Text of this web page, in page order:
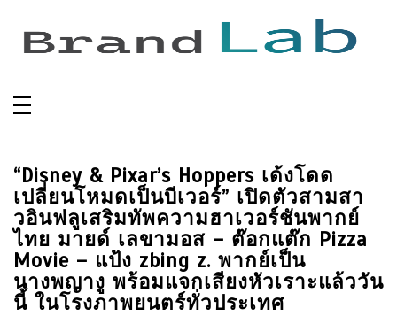
content
“Disney & Pixar’s Hoppers เด้งโดด
เปลี่ยนโหมดเป็นบีเวอร์” เปิดตัวสามสา
วอินฟลูเสริมทัพความฮาเวอร์ชันพากย์
ไทย มายด์ เลขามอส – ต๊อกแต๊ก Pizza
Movie – แป้ง zbing z. พากย์เป็น
นางพญางู พร้อมแจกเสียงหัวเราะแล้ววัน
นี้ ในโรงภาพยนตร์ทั่วประเทศ